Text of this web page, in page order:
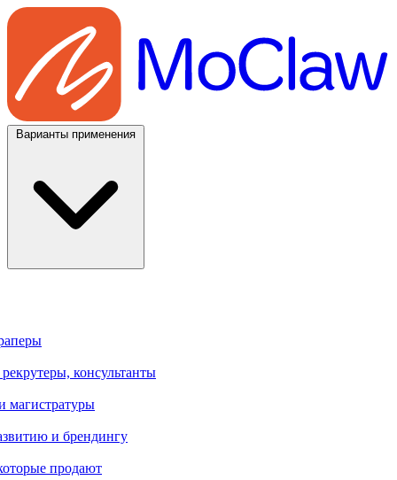
консультанты
магистратуры
и брендингу
продают